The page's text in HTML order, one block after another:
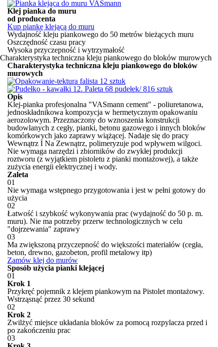
Klej pianka do muru
od producenta
Kup piankę klejącą do muru
Wydajność kleju piankowego do 50 metrów bieżących muru
Oszczędność czasu pracy
Wysoka przyczepność i wytrzymałość
Charakterystyka techniczna kleju piankowego do bloków murowych
Charakterystyka techniczna kleju piankowego do bloków
murowych
Opis
Klej-pianka profesjonalna "VASmann cement" - poliuretanowa,
jednoskładnikowa kompozycja w hermetycznym opakowaniu
aerozolowym. Przeznaczony do wznoszenia konstrukcji
budowlanych z cegły, pianki, betonu gazowego i innych bloków
komórkowych jako zaprawy wiążącej. Nadaje się do pracy
Wewnątrz I Na Zewnątrz, polimeryzuje pod wpływem wilgoci.
Nie wymaga narzędzi i zbiorników do zwykłej produkcji
roztworu (z wyjątkiem pistoletu z pianki montażowej), a także
zużycia energii elektrycznej i wody.
Zaleta
01
Nie wymaga wstępnego przygotowania i jest w pełni gotowy do
użycia
02
Łatwość i szybkość wykonywania prac (wydajność do 50 p. m.
muru). Nie ma potrzeby przerw technologicznych w celu
"dojrzewania" zaprawy
03
Ma zwiększoną przyczepność do większości materiałów (cegła,
beton, drewno, gazobeton, profil metalowy itp)
Zamów klej do murów
Sposób użycia pianki klejącej
01
Krok 1
Przykręć pojemnik z klejem piankowym na Pistolet montażowy.
Wstrząsnąć przez 30 sekund
02
Krok 2
Zwilżyć miejsce układania bloków za pomocą rozpylacza przed i
po zakończeniu prac
03